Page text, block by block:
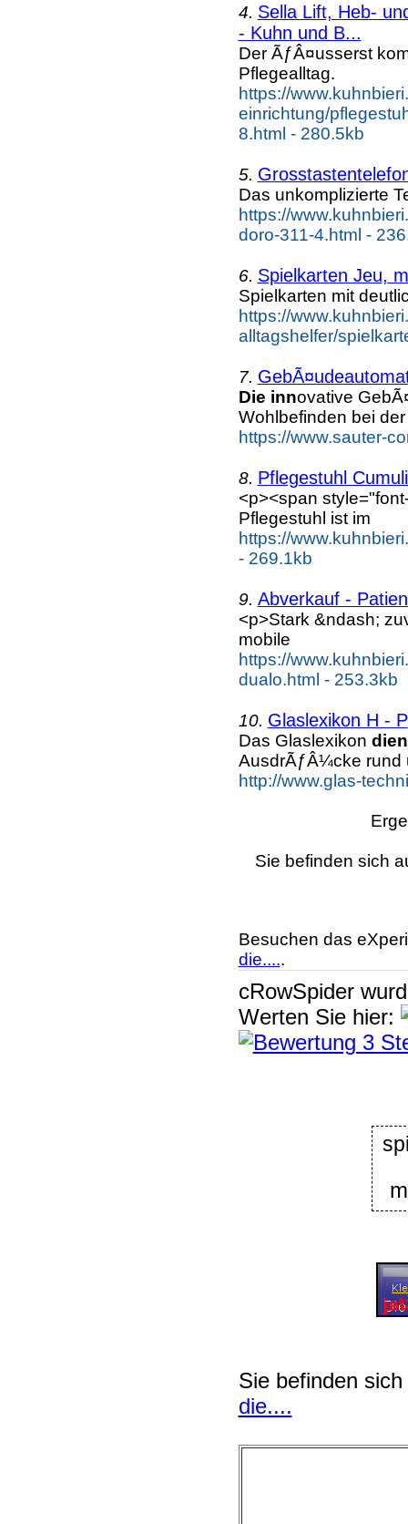
4. Sella Lift, Heb-
- Kuhn und B...
Der ÃƒÂ¤usserst
Pflegealltag.
https://
einrichtung/
8.html - 280.5kb
5.
Das unkomplizierte
https://
doro-311-4.html -
6. Spielkarten Jeu,
Spielkarten mit
https://
alltagshelfer/
7.
Die innovative
Wohlbefinden bei der
https://www.sauter-
8. Pflegestuhl
<p><span
Pflegestuhl ist im
https://
- 269.1kb
9. Abverkauf -
<p>Stark &ndash;
mobile
https://
dualo.html - 253.3kb
10. Glaslexikon H - P
Das Glaslexikon
AusdrÃƒÂ¼cke rund
http://www.glas-
Sie befinden sich
Besuchen das
die.....
cRowSpider
Werten Sie hier:
Sie befinden
die....